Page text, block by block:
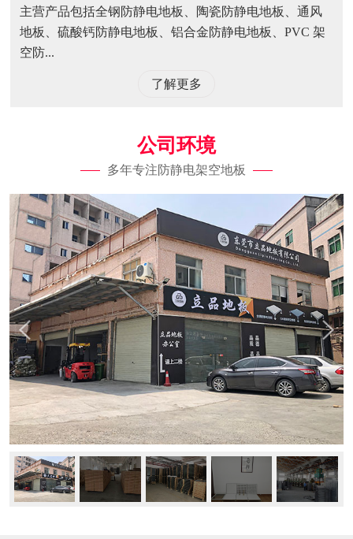
主营产品包括全钢防静电地板、陶瓷防静电地板、通风
地板、硫酸钙防静电地板、铝合金防静电地板、PVC 架
空防...
了解更多
公司环境
多年专注防静电架空地板